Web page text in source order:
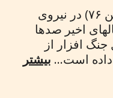
خلبان ارشد ترابری ( ایلیوشین ۷۶) در نیروی
اخیر صدها
جنگ افزار از
داده است... بیشتر